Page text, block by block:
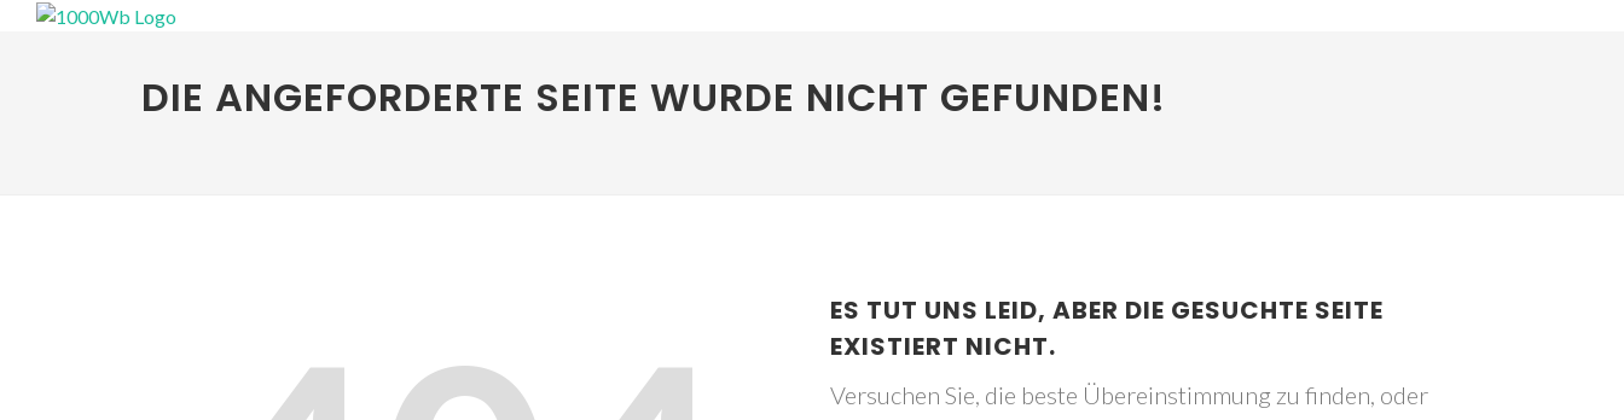
DIE ANGEFORDERTE SEITE WURDE NICHT GEFUNDEN!
ES TUT UNS LEID, ABER DIE GESUCHTE SEITE
EXISTIERT NICHT.
Versuchen Sie, die beste Übereinstimmung zu finden, oder